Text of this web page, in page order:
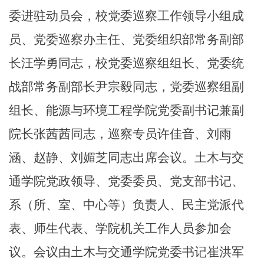
委进驻动员会，校党委巡察工作领导小组成
员、党委巡察办主任、党委组织部常务副部
长汪学勇同志， 校党委巡察组组长、 党委统
战部常务副部长尹宗毅同志，党委巡察组副
组长、能源与环境工程学院党委副书记兼副
院长张茜茜同志，巡察专员许佳音、刘雨
涵、赵静、刘媚芝同志出席会议。土木与交
通学院党政领导、党委委员、党支部书记、
系（所、室、中心等）负责人、民主党派代
表、师生代表、学院机关工作人员参加会
议。会议由土木与交通学院党委书记崔洪军